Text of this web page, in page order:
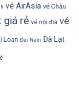
vé AirAsia vé Châu
giá rẻ vé nội địa vé
Loan Đài Nam Đà Lạt